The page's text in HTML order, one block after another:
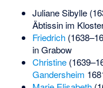
Juliane Sibylle
Äbtissin im
Friedrich
in Grabow
Christine
Gandersheim